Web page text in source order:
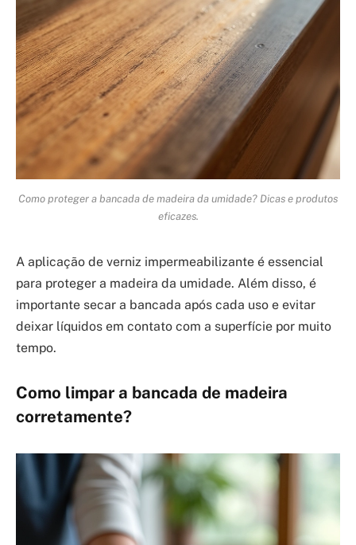
Como proteger a bancada de madeira da umidade? Dicas e produtos
eficazes.
A aplicação de verniz impermeabilizante é essencial
para proteger a madeira da umidade. Além disso, é
importante secar a bancada após cada uso e evitar
deixar líquidos em contato com a superfície por muito
tempo.
Como limpar a bancada de madeira
corretamente?